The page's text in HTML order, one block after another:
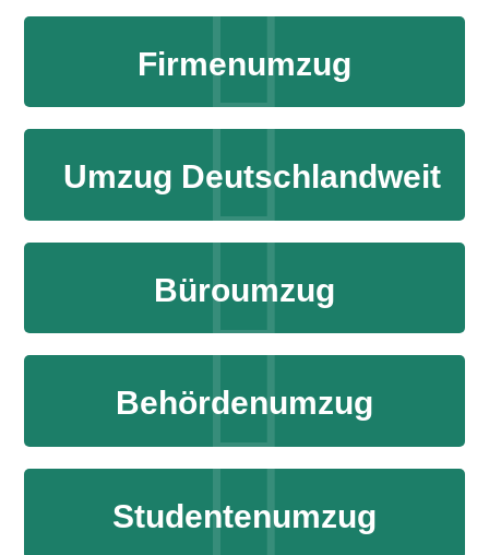
Firmenumzug
Umzug Deutschlandweit
Büroumzug
Behördenumzug
Studentenumzug